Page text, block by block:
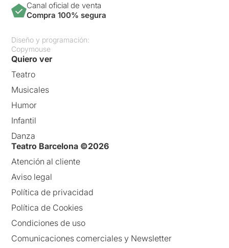
Canal oficial de venta
Compra 100% segura
Diseño y programación:
Copymouse
Quiero ver
Teatro
Musicales
Humor
Infantil
Danza
Teatro Barcelona ©2026
Atención al cliente
Aviso legal
Política de privacidad
Política de Cookies
Condiciones de uso
Comunicaciones comerciales y Newsletter